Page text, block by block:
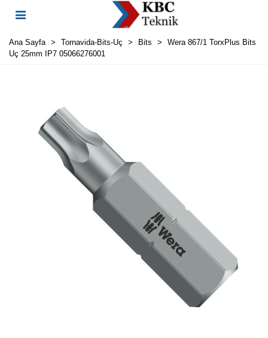
Ana Sayfa > Tornavida-Bits-Uç > Bits >
Wera 867/1 TorxPlus Bits
Uç 25mm IP7 05066276001